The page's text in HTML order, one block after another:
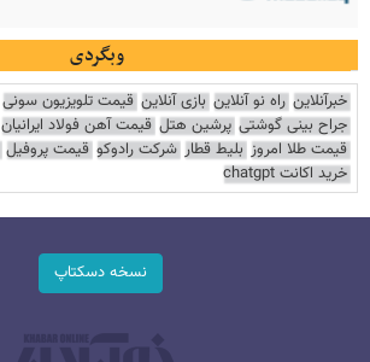
وبگردی
خبرآنلاین راه نو آنلاین بازی آنلاین قیمت تلویزیون سونی
جراح بینی گوشتی پرشین هتل قیمت آهن فولاد ایرانیان
قیمت طلا امروز بلیط قطار شرکت رادوکو قیمت پروفیل
خرید اکانت chatgpt
نسخه دسکتاپ